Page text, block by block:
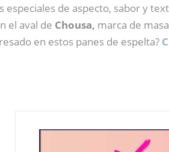
especiales de aspecto, sabor y
el aval de Chousa, marca de
en estos panes de espelta?